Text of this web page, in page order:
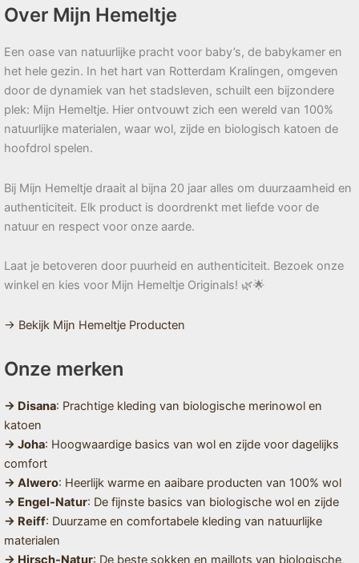
Over Mijn Hemeltje
Een oase van natuurlijke pracht voor baby’s, de babykamer en
het hele gezin. In het hart van Rotterdam Kralingen, omgeven
door de dynamiek van het stadsleven, schuilt een bijzondere
plek: Mijn Hemeltje. Hier ontvouwt zich een wereld van 100%
natuurlijke materialen, waar wol, zijde en biologisch katoen de
hoofdrol spelen.
Bij Mijn Hemeltje draait al bijna 20 jaar alles om duurzaamheid en
authenticiteit. Elk product is doordrenkt met liefde voor de
natuur en respect voor onze aarde.
Laat je betoveren door puurheid en authenticiteit. Bezoek onze
winkel en kies voor Mijn Hemeltje Originals! 🌿🌟
→ Bekijk Mijn Hemeltje Producten
Onze merken
→ Disana: Prachtige kleding van biologische merinowol en
katoen
→ Joha: Hoogwaardige basics van wol en zijde voor dagelijks
comfort
→ Alwero: Heerlijk warme en aaibare producten van 100% wol
→ Engel-Natur: De fijnste basics van biologische wol en zijde
→ Reiff: Duurzame en comfortabele kleding van natuurlijke
materialen
→ Hirsch-Natur: De beste sokken en maillots van biologische